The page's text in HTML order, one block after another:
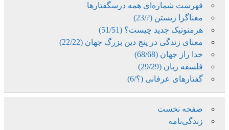
فهرست شماره‌ای همه درسگفتارها
معناگرا زیستن (?/23)
هرمنوتیک جدید چیست؟ (51/51)
معنای زندگی در پنج دین بزرگ جهان (22/22)
خدا راز جهان (68/68)
فلسفه زبان (29/29)
گفتارهای عرفانی (؟/6)
صفحه نخست
زندگی‌نامه